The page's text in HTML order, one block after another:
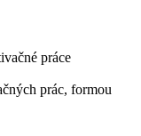
práce
prác, formou